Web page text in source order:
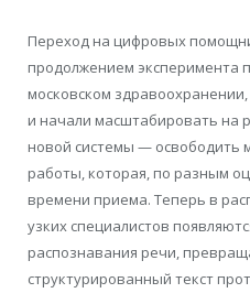
Переход на цифровых
продолжением эксперимента
московском
и начали масштабировать на
новой системы — освободить
работы, которая, по разным
времени приема. Теперь в
узких специалистов
распознавания речи,
структурированный текст